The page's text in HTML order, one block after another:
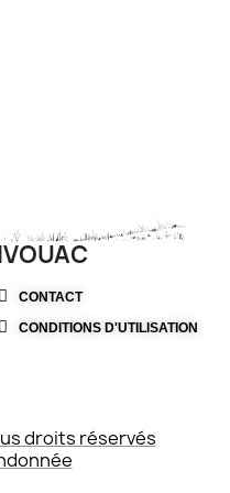
CONTACT
CONDITIONS D'UTILISATION
droits réservés